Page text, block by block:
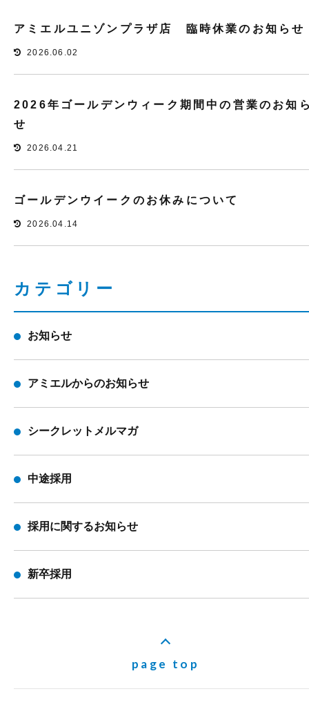
アミエルユニゾンプラザ店 臨時休業のお知らせ
2026.06.02
2026年ゴールデンウィーク期間中の営業のお知
せ
2026.04.21
ゴールデンウイークのお休みについて
2026.04.14
カテゴリー
お知らせ
アミエルからのお知らせ
シークレットメルマガ
中途採用
採用に関するお知らせ
新卒採用
page top